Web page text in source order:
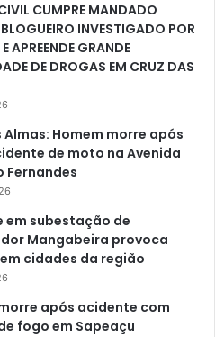
CUMPRE MANDADO
INVESTIGADO POR
APREENDE GRANDE
DE DROGAS EM CRUZ DAS
Almas: Homem morre após
de moto na Avenida
Fernandes
em subestação de
Mangabeira provoca
cidades da região
após acidente com
fogo em Sapeaçu